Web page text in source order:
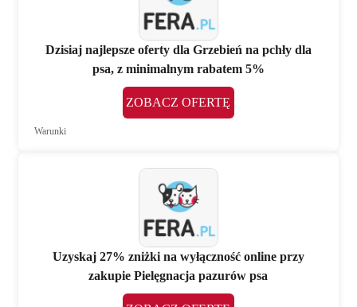
Dzisiaj najlepsze oferty dla Grzebień na pchły dla
psa, z minimalnym rabatem 5%
ZOBACZ OFERTĘ
Warunki
Uzyskaj 27% zniżki na wyłączność online przy
zakupie Pielęgnacja pazurów psa